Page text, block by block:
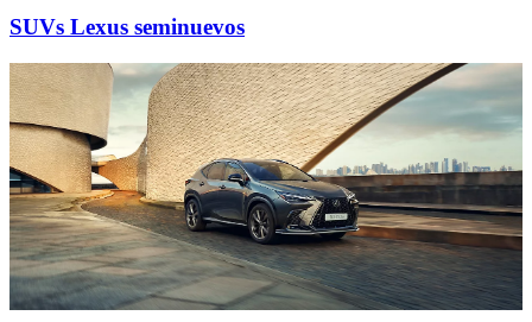
SUVs Lexus seminuevos